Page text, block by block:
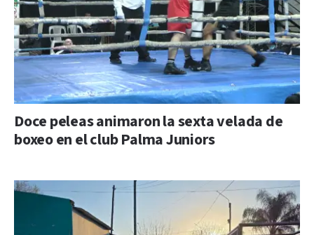
Doce peleas animaron la sexta velada de
boxeo en el club Palma Juniors